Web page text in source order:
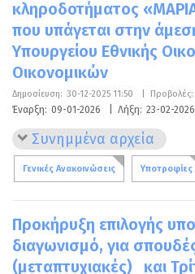
κληροδοτήματος
που υπάγεται στην
Υπουργείου Εθνικής
Οικονομικών
Δημοσίευση: 30-12-2025 11:50 Προβολές:
Έναρξη: 09-01-2026 Λήξη: 23-02-2026
Συνημμένα αρχεία
Γενικές Ανακοινώσεις Υποτροφίες
Προκήρυξη επιλογής
διαγωνισμό, για
(μεταπτυχιακές) και